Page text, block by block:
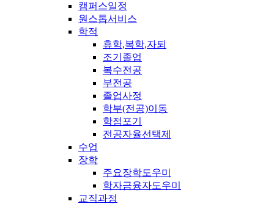
캠퍼스일정
원스톱서비스
학적
휴학,복학,자퇴
조기졸업
복수전공
부전공
졸업사정
학부(전공)이동
학점포기
전공자율선택제
수업
장학
주요장학도우미
학자금융자도우미
교직과정